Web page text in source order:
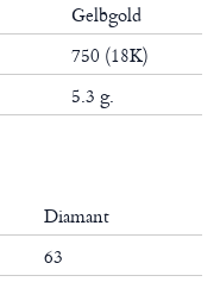
Gelbgold
750 (18K)
5.3 g.
Diamant
63